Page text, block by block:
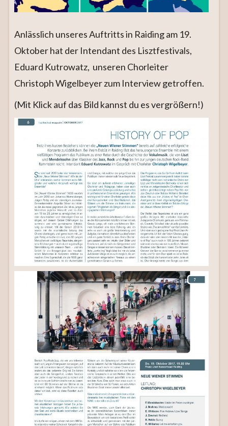
Anlässlich unseres Auftritts in Raiding am 19.
Oktober hat der Intendant des Lisztfestivals,
Eduard Kutrowatz, unseren Chorleiter
Christoph Wigelbeyer zum Interview getroffen.
(Mit Klick auf das Bild kannst du es vergrößern!)